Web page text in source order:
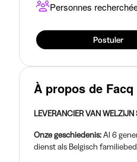
Personnes
Postuler
À propos de Facq
LEVERANCIER VAN
Onze geschiedenis:Al 6
dienst als Belgisch